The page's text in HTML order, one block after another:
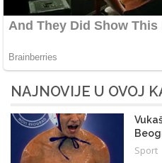
NAJNOVIJE U OVOJ
Sport